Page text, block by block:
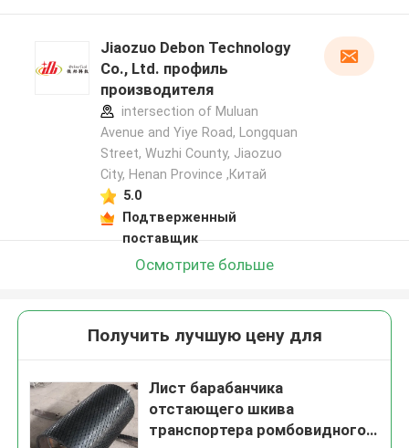
Jiaozuo Debon Technology
Co., Ltd. профиль
производителя
intersection of Muluan
Avenue and Yiye Road, Longquan
Street, Wuzhi County, Jiaozuo
City, Henan Province ,Китай
5.0
Подтверженный
поставщик
Осмотрите больше
Получить лучшую цену для
Лист барабанчика
отстающего шкива
транспортера ромбовидного